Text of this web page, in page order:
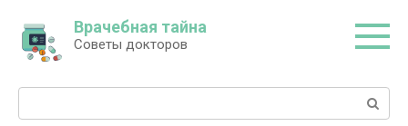
контенту
Врачебная тайна
Советы докторов
Поиск: